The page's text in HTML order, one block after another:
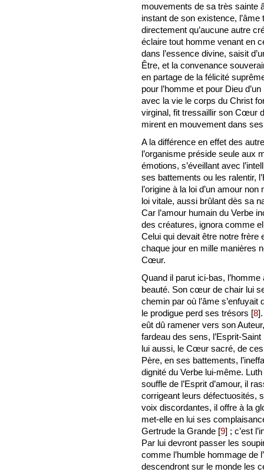
mouvements de sa très sainte
instant de son existence,
directement qu’aucune autre
éclaire tout homme venant en
dans l’essence divine, saisit
Être, et la convenance
en partage de la félicité
pour l’homme et pour Dieu
avec la vie le corps du Christ
virginal, fit tressaillir son Cœur
mirent en mouvement dans
A la différence en effet des
l’organisme préside seule aux
émotions, s’éveillant avec
ses battements ou les ralentir,
l’origine à la loi d’un amour
loi vitale, aussi brûlant dès sa
Car l’amour humain du Verbe
des créatures, ignora comme
Celui qui devait être notre frère
chaque jour en mille manières
Cœur.
Quand il parut ici-bas,
beauté. Son cœur de chair lui
chemin par où l’âme
le prodigue perd ses trésors [8]
eût dû ramener vers son
fardeau des sens, l’Esprit-
lui aussi, le Cœur sacré, de
Père, en ses battements,
dignité du Verbe lui-même.
souffle de l’Esprit d’amour, il
corrigeant leurs défectuosités,
voix discordantes, il offre à la
met-elle en lui ses
Gertrude la Grande [9] ; c’est
Par lui devront passer les
comme l’humble hommage de
descendront sur le monde les